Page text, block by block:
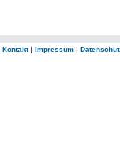
Kontakt| Impressum |